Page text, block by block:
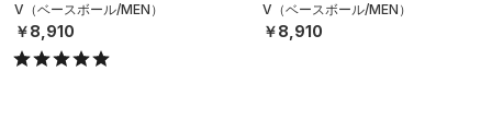
V（ベースボール/MEN）
￥8,910
V（ベースボール/MEN）
￥8,910